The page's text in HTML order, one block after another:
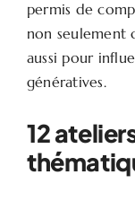
permis de
non seulement
aussi pour
génératives.
12